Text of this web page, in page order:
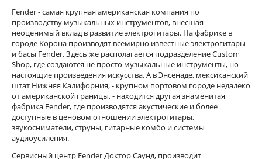
Fender - самая крупная американская компания по
производству музыкальных инструментов, внесшая
неоценимый вклад в развитие электрогитары. На фабрике в
городе Корона производят всемирно известные электрогитары
и басы Fender. Здесь же располагается подразделение Custom
Shop, где создаются не просто музыкальные инструменты, но
настоящие произведения искусства. А в Энсенаде, мексиканский
штат Нижняя Калифорния, - крупном портовом городе недалеко
от американской границы, - находится другая знаменитая
фабрика Fender, где производятся акустические и более
доступные в ценовом отношении электрогитары,
звукосниматели, струны, гитарные комбо и системы
аудиоусиления.
Сервисный центр Fender Доктор Саунд, производит